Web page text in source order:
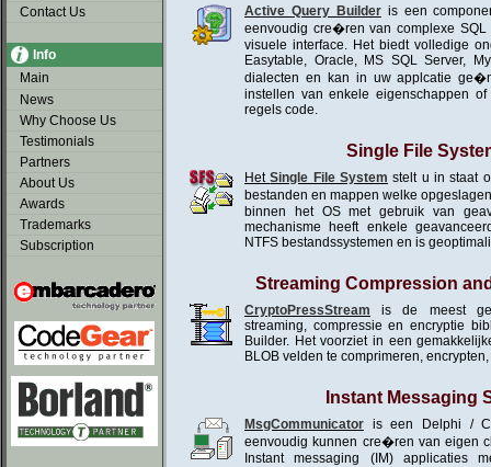
Contact Us
Info
Main
News
Why Choose Us
Testimonials
Partners
About Us
Awards
Trademarks
Subscription
Active Query Builderis een
eenvoudig cre�ren van complexe
visuele interface. Het biedt volledige
Easytable, Oracle, MS SQL Server,
dialecten en kan in uw applcatie
instellen van enkele eigenschappen
regels code.
Single File
HetSingle File System stelt u in staat
bestanden en mappen welke
binnen het OS met gebruik van
mechanisme heeft enkele
NTFS bestandssystemen en is
Streaming Compression
CryptoPressStream is de meest
streaming, compressie en encryptie
Builder. Het voorziet in een
BLOB velden te comprimeren,
Instant Messaging
MsgCommunicator is een Delphi /
eenvoudig kunnen cre�ren van eigen
Instant messaging (IM) applicaties